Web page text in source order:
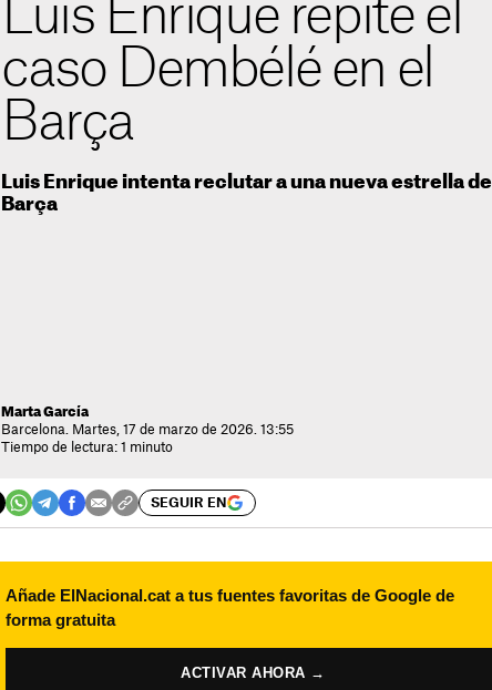
Luis Enrique repite el
caso Dembélé en el
Barça
Luis Enrique intenta reclutar a una nueva estrella del
Barça
Marta García
Barcelona. Martes, 17 de marzo de 2026. 13:55
Tiempo de lectura: 1 minuto
SEGUIR EN
Añade ElNacional.cat a tus fuentes favoritas de Google de
forma gratuita
ACTIVAR AHORA →